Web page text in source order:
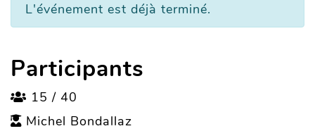
L'événement est déjà terminé.
Participants
15 / 40
Michel Bondallaz